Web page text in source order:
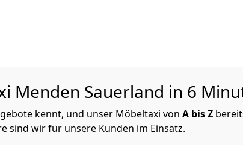
Menden Sauerland in 6
kennt, und unser Möbeltaxi von A bis Z
sind wir für unsere Kunden im Einsatz.